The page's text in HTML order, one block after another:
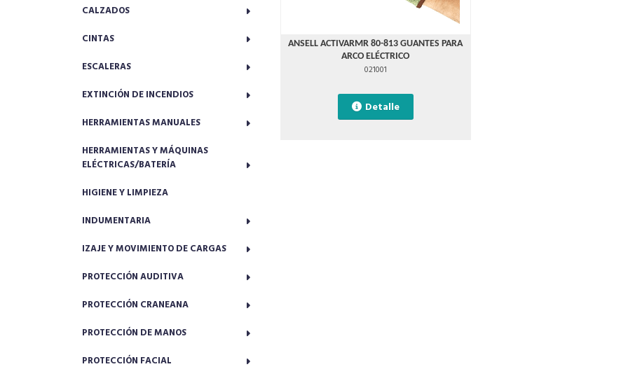
CALZADOS
CINTAS
ESCALERAS
EXTINCIÓN DE INCENDIOS
HERRAMIENTAS MANUALES
HERRAMIENTAS Y MÁQUINAS
ELÉCTRICAS/BATERÍA
HIGIENE Y LIMPIEZA
INDUMENTARIA
IZAJE Y MOVIMIENTO DE CARGAS
PROTECCIÓN AUDITIVA
PROTECCIÓN CRANEANA
PROTECCIÓN DE MANOS
PROTECCIÓN FACIAL
ANSELL ACTIVARMR 80-813 GUANTES PARA
ARCO ELÉCTRICO
021001
Detalle